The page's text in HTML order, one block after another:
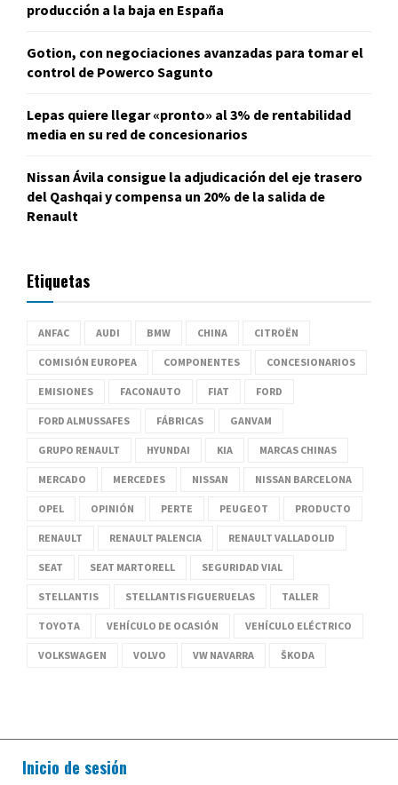
producción a la baja en España
Gotion, con negociaciones avanzadas para tomar el
control de Powerco Sagunto
Lepas quiere llegar «pronto» al 3% de rentabilidad
media en su red de concesionarios
Nissan Ávila consigue la adjudicación del eje trasero
del Qashqai y compensa un 20% de la salida de
Renault
Etiquetas
ANFAC AUDI BMW CHINA CITROËN
COMISIÓN EUROPEA COMPONENTES CONCESIONARIOS
EMISIONES FACONAUTO FIAT FORD
FORD ALMUSSAFES FÁBRICAS GANVAM
GRUPO RENAULT HYUNDAI KIA MARCAS CHINAS
MERCADO MERCEDES NISSAN NISSAN BARCELONA
OPEL OPINIÓN PERTE PEUGEOT PRODUCTO
RENAULT RENAULT PALENCIA RENAULT VALLADOLID
SEAT SEAT MARTORELL SEGURIDAD VIAL
STELLANTIS STELLANTIS FIGUERUELAS TALLER
TOYOTA VEHÍCULO DE OCASIÓN VEHÍCULO ELÉCTRICO
VOLKSWAGEN VOLVO VW NAVARRA ŠKODA
Inicio de sesión